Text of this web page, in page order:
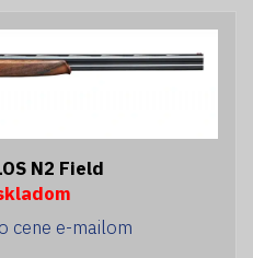
N2 Field
cene e-mailom